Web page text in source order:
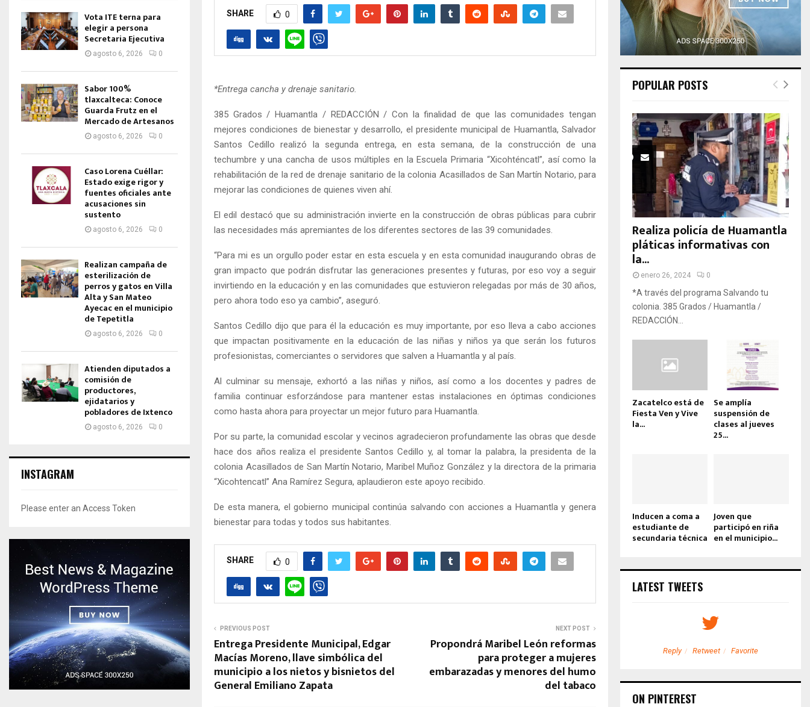
SHARE 0
*Entrega cancha y drenaje sanitario.
385 Grados / Huamantla / REDACCIÓN / Con la finalidad de que las comunidades tengan
mejores condiciones de bienestar y desarrollo, el presidente municipal de Huamantla, Salvador
Santos Cedillo realizó la segunda entrega, en esta semana, de la construcción de una
techumbre y una cancha de usos múltiples en la Escuela Primaria “Xicohténcatl”, así como la
rehabilitación de la red de drenaje sanitario de la colonia Acasillados de San Martín Notario, para
mejorar las condiciones de quienes viven ahí.
El edil destacó que su administración invierte en la construcción de obras públicas para cubrir
las necesidades más apremiantes de los diferentes sectores de las 39 comunidades.
“Para mi es un orgullo poder estar en esta escuela y en esta comunidad inaugurando obras de
gran impacto que podrán disfrutar las generaciones presentes y futuras, por eso voy a seguir
invirtiendo en la educación y en las comunidades que estuvieron relegadas por más de 30 años,
pero ahora todo eso ya cambio”, aseguró.
Santos Cedillo dijo que para él la educación es muy importante, por eso lleva a cabo acciones
que impactan positivamente en la educación de las niñas y niños ya que serán los futuros
profesionistas, comerciantes o servidores que salven a Huamantla y al país.
Al culminar su mensaje, exhortó a las niñas y niños, así como a los docentes y padres de
familia continuar esforzándose para mantener estas instalaciones en óptimas condiciones
como hasta ahora para proyectar un mejor futuro para Huamantla.
Por su parte, la comunidad escolar y vecinos agradecieron profundamente las obras que desde
hace dos años realiza el presidente Santos Cedillo y, al tomar la palabra, la presidenta de la
colonia Acasillados de San Martín Notario, Maribel Muñoz González y la directora de la primaria
“Xicohtencatl” Ana Ramírez Segura, aplaudieron este apoyo recibido.
De esta manera, el gobierno municipal continúa salvando con acciones a Huamantla y genera
bienestar para todas y todos sus habitantes.
SHARE 0
PREVIOUS POST
Entrega Presidente Municipal, Edgar
Macías Moreno, llave simbólica del
municipio a los nietos y bisnietos del
General Emiliano Zapata
NEXT POST
Propondrá Maribel León reformas
para proteger a mujeres
embarazadas y menores del humo
del tabaco
Vota ITE terna para
elegir a persona
Secretaria Ejecutiva
agosto 6, 2026 0
Sabor 100%
tlaxcalteca: Conoce
Guarda Frutz en el
Mercado de Artesanos
agosto 6, 2026 0
Caso Lorena Cuéllar:
Estado exige rigor y
fuentes oficiales ante
acusaciones sin
sustento
agosto 6, 2026 0
Realizan campaña de
esterilización de
perros y gatos en Villa
Alta y San Mateo
Ayecac en el municipio
de Tepetitla
agosto 6, 2026 0
Atienden diputados a
comisión de
productores,
ejidatarios y
pobladores de Ixtenco
agosto 6, 2026 0
INSTAGRAM
Please enter an Access Token
POPULAR POSTS
Realiza policía de Huamantla
pláticas informativas con
la...
enero 26, 2024 0
*A través del programa Salvando tu
colonia. 385 Grados / Huamantla /
REDACCIÓN...
Zacatelco está de
Fiesta Ven y Vive
la...
Se amplía
suspensión de
clases al jueves
25...
Inducen a coma a
estudiante de
secundaria técnica
Joven que
participó en riña
en el municipio...
LATEST TWEETS
Reply Retweet Reply Retweet Favorite
ON PINTEREST